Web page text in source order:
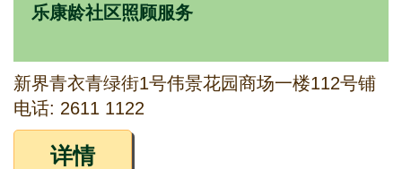
乐康龄社区照顾服务
新界青衣青绿街1号伟景花园商场一楼112号铺
电话: 2611 1122
详情